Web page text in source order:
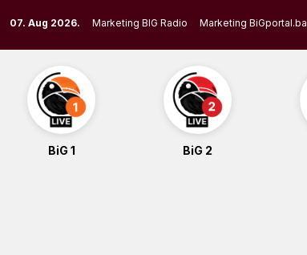
to
content
07. Aug 2026. Marketing BIG Radio Marketing BiGportal.ba
BiG 1 BiG 2